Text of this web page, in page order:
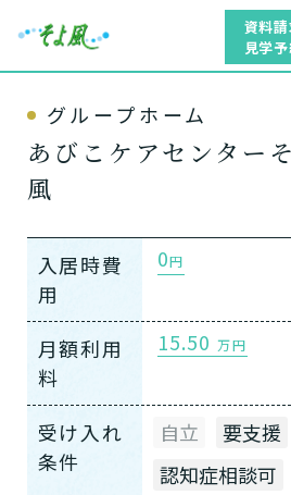
資料
見学
グループホーム
あびこケアセンター
風
入居時費
用
0円
月額利用
料
15.50 万円
受け入れ
条件
自立 要支援
認知症相談可